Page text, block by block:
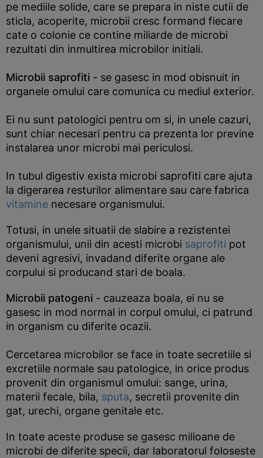
pe mediile solide, care se prepara in niste cutii de
sticla, acoperite, microbii cresc formand fiecare
cate o colonie ce contine miliarde de microbi
rezultati din inmultirea microbilor initiali.
Microbii saprofiti - se gasesc in mod obisnuit in
organele omului care comunica cu mediul exterior.
Ei nu sunt patologici pentru om si, in unele cazuri,
sunt chiar necesari pentru ca prezenta lor previne
instalarea unor microbi mai periculosi.
In tubul digestiv exista microbi saprofiti care ajuta
la digerarea resturilor alimentare sau care fabrica
vitamine necesare organismului.
Totusi, in unele situatii de slabire a rezistentei
organismului, unii din acesti microbi saprofiti pot
deveni agresivi, invadand diferite organe ale
corpului si producand stari de boala.
Microbii patogeni - cauzeaza boala, ei nu se
gasesc in mod normal in corpul omului, ci patrund
in organism cu diferite ocazii.
Cercetarea microbilor se face in toate secretiile si
excretiile normale sau patologice, in orice produs
provenit din organismul omului: sange, urina,
materii fecale, bila, sputa, secretii provenite din
gat, urechi, organe genitale etc.
In toate aceste produse se gasesc milioane de
microbi de diferite specii, dar laboratorul foloseste